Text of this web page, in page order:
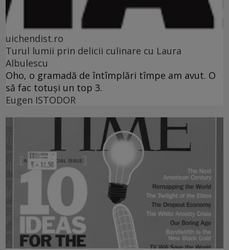
uichendist.ro
Turul lumii prin delicii culinare cu Laura
Albulescu
Oho, o gramadă de întîmplări tîmpe am avut. O
să fac totuşi un top 3.
Eugen ISTODOR